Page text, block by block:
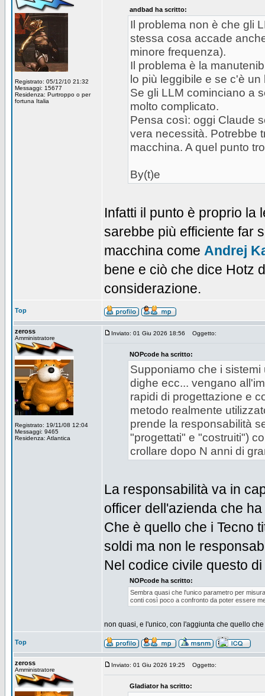
Registrato: 05/12/10 21:32
Messaggi: 15677
Residenza: Purtroppo o per
fortuna Italia
andbad ha scritto:
Il problema non è che gli
stessa cosa accade
minore frequenza).
Il problema è la
lo più leggibile e se c'è
Se gli LLM cominciano a
molto complicato.
Pensa così: oggi Claude
vera necessità. Potrebbe
macchina. A quel punto
By(t)e
Infatti il punto è proprio la
sarebbe più efficiente far
macchina come Andrej
bene e ciò che dice Hotz
considerazione.
Top
zeross
Amministratore
Registrato: 19/11/08 12:04
Messaggi: 9465
Residenza: Atlantica
Inviato: 01 Giu 2026 18:56 Oggetto:
NOPcode ha scritto:
Supponiamo che i
dighe ecc... vengano
rapidi di progettazione e
metodo realmente
prende la responsabilità
"progettati" e "costruiti")
crollare dopo N anni di
La responsabilità va in
officer dell'azienda che
Che è quello che i Tecno
soldi ma non le
Nel codice civile questo
NOPcode ha scritto:
Sembra quasi che l'unico parametro per
conti così poco a confronto da poter essere
non quasi, e l'unico, con l'aggiunta che quello
Top
zeross
Amministratore
Inviato: 01 Giu 2026 19:25 Oggetto:
Gladiator ha scritto: